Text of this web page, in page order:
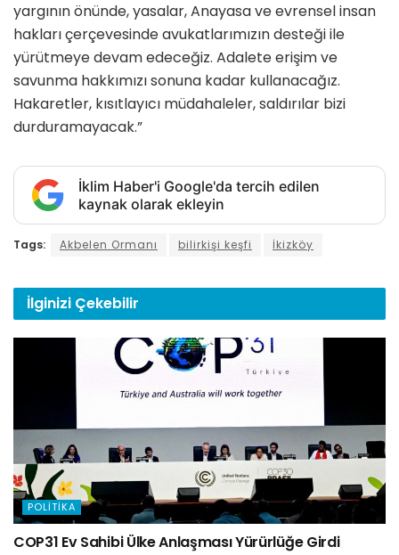
yargının önünde, yasalar, Anayasa ve evrensel insan
hakları çerçevesinde avukatlarımızın desteği ile
yürütmeye devam edeceğiz. Adalete erişim ve
savunma hakkımızı sonuna kadar kullanacağız.
Hakaretler, kısıtlayıcı müdahaleler, saldırılar bizi
durduramayacak.”
İklim Haber'i Google'da tercih edilen
kaynak olarak ekleyin
Tags: Akbelen Ormanı bilirkişi keşfi İkizköy
İlginizi Çekebilir
POLITIKA
COP31 Ev Sahibi Ülke Anlaşması Yürürlüğe Girdi